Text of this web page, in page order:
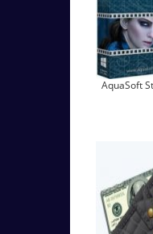
AquaSoft